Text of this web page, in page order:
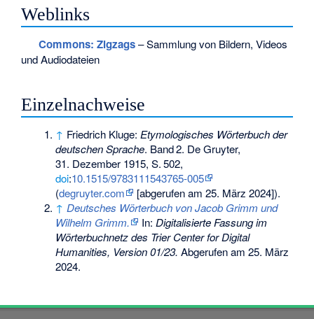
Weblinks
Commons: Zigzags– Sammlung von Bildern, Videos
und Audiodateien
Einzelnachweise
↑ Friedrich Kluge: Etymologisches Wörterbuch der
deutschen Sprache. Band2. De Gruyter,
31. Dezember 1915,S.502,
doi:10.1515/9783111543765-005
(degruyter.com
[abgerufen am 25. März 2024]).
↑ Deutsches Wörterbuch von Jacob Grimm und
Wilhelm Grimm.
In:Digitalisierte Fassung im
Wörterbuchnetz des Trier Center for Digital
Humanities, Version 01/23. Abgerufen am 25. März
2024.